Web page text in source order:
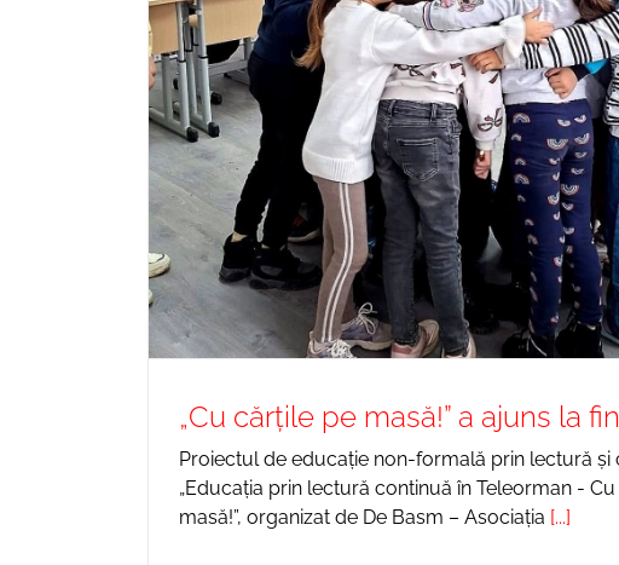
„Cu cărțile pe masă!” a ajuns la
Proiectul de educație non-formală prin lectură și
„Educația prin lectură continuă în Teleorman -
masă!”, organizat de De Basm – Asociația [...]